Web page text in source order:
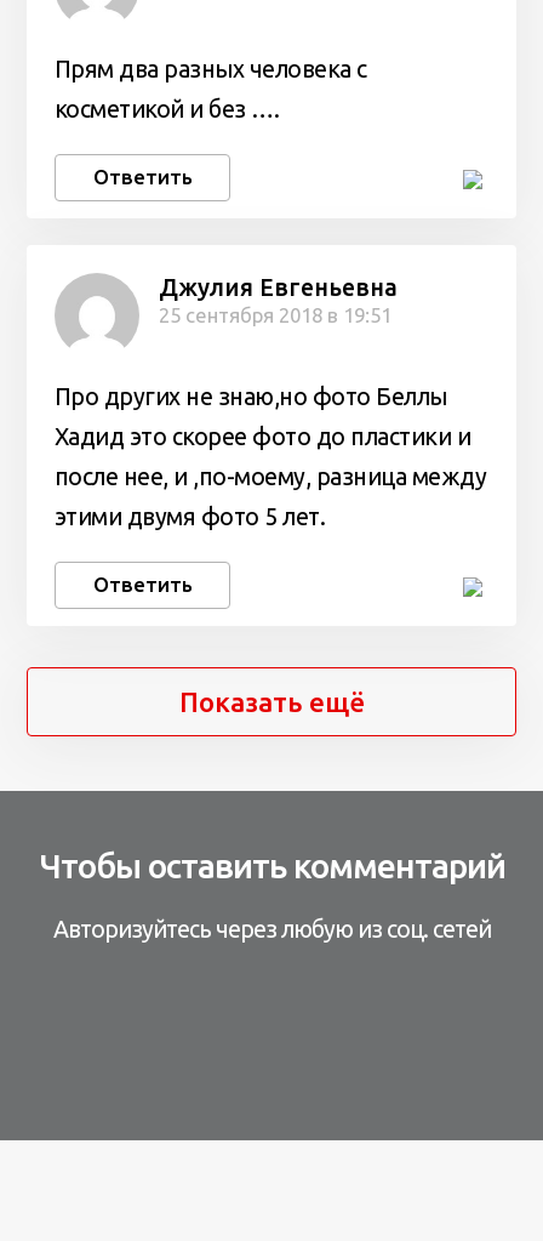
Прям два разных человека с
косметикой и без ….
Ответить
Джулия Евгеньевна
25 сентября 2018 в 19:51
Про других не знаю,но фото Беллы
Хадид это скорее фото до пластики и
после нее, и ,по-моему, разница между
этими двумя фото 5 лет.
Ответить
Показать ещё
Чтобы оставить комментарий
Авторизуйтесь через любую из соц. сетей